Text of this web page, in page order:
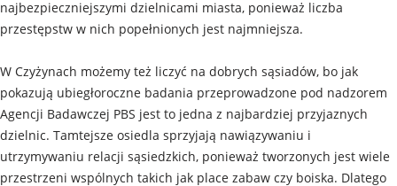
najbezpieczniejszymi dzielnicami miasta, ponieważ liczba
przestępstw w nich popełnionych jest najmniejsza.
W Czyżynach możemy też liczyć na dobrych sąsiadów, bo jak
pokazują ubiegłoroczne badania przeprowadzone pod nadzorem
Agencji Badawczej PBS jest to jedna z najbardziej przyjaznych
dzielnic. Tamtejsze osiedla sprzyjają nawiązywaniu i
utrzymywaniu relacji sąsiedzkich, ponieważ tworzonych jest wiele
przestrzeni wspólnych takich jak place zabaw czy boiska. Dlatego